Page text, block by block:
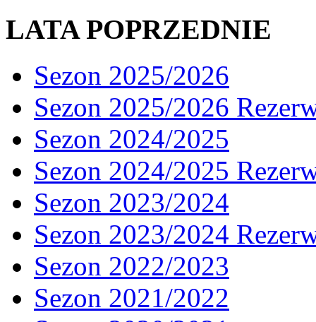
LATA POPRZEDNIE
Sezon 2025/2026
Sezon 2025/2026
Sezon 2024/2025
Sezon 2024/2025
Sezon 2023/2024
Sezon 2023/2024
Sezon 2022/2023
Sezon 2021/2022